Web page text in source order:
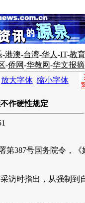
-港澳-台湾-华人 -IT-教育
-侨网-华教网-华文报摘
放大字体 缩小字体
作硬性规定
387号国务院令，《
访时指出，从强制到